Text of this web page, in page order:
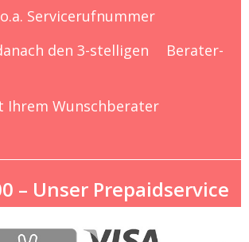
Servicerufnummer
den 3-stelligen
Berater-
Ihrem Wunschberater
– Unser Prepaidservice